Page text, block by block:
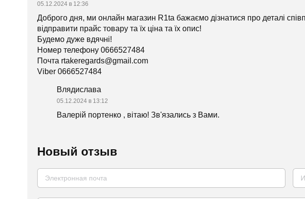
05.12.2024 в 12:36
Доброго дня, ми онлайн магазин R1ta бажаємо дізнатися про деталі
відправити прайс товару та їх ціна та їх опис!
Будемо дуже вдячні!
Номер телефону 0666527484
Почта rtakeregards@gmail.com
Viber 0666527484
Влядислава
05.12.2024 в 13:12
Валерій портенко , вітаю! Зв'язались з Вами.
Новый отзыв